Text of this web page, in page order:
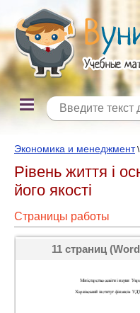
Экономика и менеджмент\
Рівень життя і
його якості
Страницы работы
11 страниц